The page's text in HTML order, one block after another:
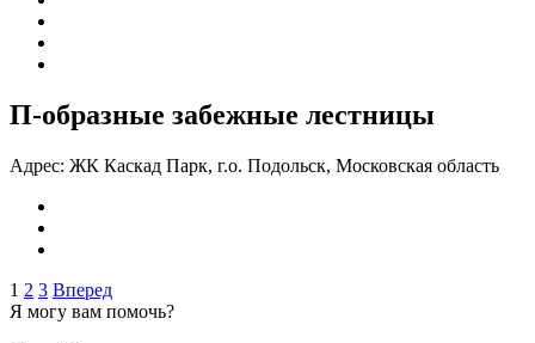
П-образные забежные лестницы
Адрес: ЖК Каскад Парк, г.о. Подольск, Московская область
1 2 3 Вперед
Я могу вам помочь?